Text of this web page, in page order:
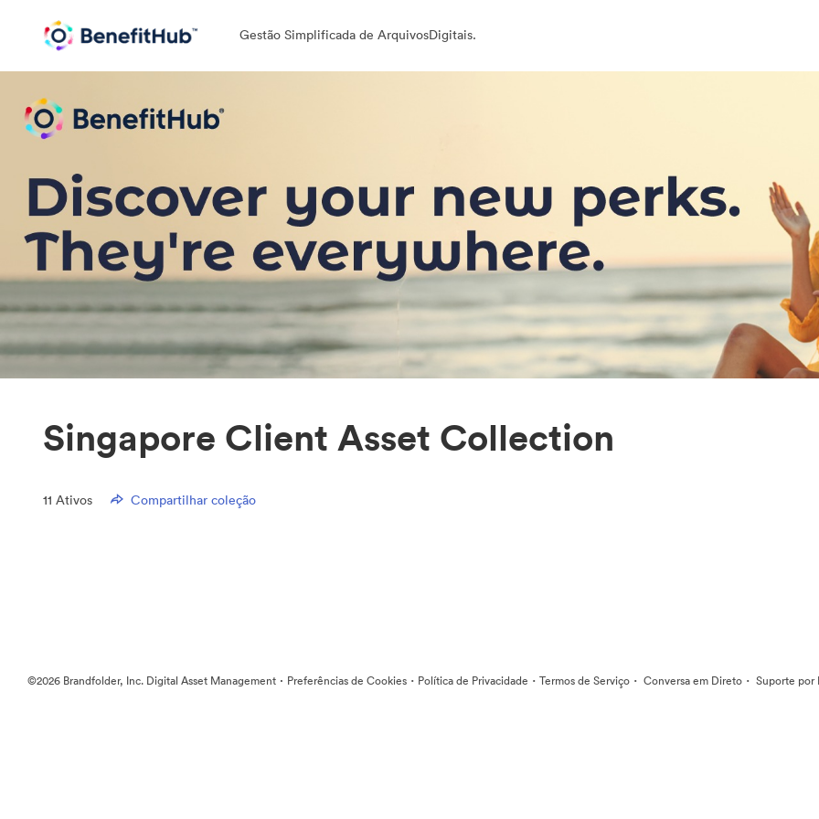
Gestão Simplificada de ArquivosDigitais.
Singapore Client Asset Collection
11 Ativos Compartilhar coleção
©2026 Brandfolder, Inc. Digital Asset Management · Preferências de Cookies · Política de Privacidade · Termos de Serviço · Conversa em Direto · Suporte por